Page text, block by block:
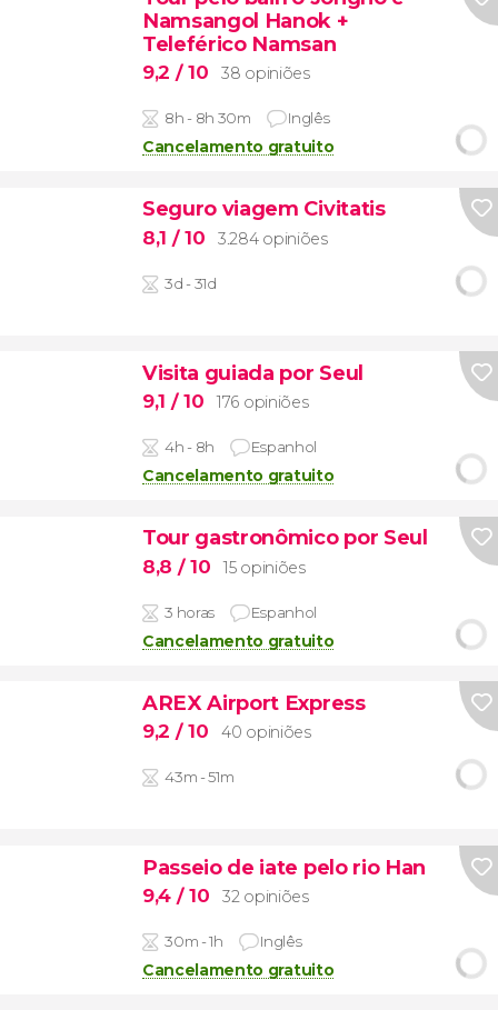
Namsangol Hanok +
Teleférico Namsan
9,2 / 10 38 opiniões
8h - 8h 30m Inglês
Cancelamento gratuito
Seguro viagem Civitatis
8,1 / 10 3.284 opiniões
3d - 31d
Visita guiada por Seul
9,1 / 10 176 opiniões
4h - 8h Espanhol
Cancelamento gratuito
Tour gastronômico por Seul
8,8 / 10 15 opiniões
3 horas Espanhol
Cancelamento gratuito
AREX Airport Express
9,2 / 10 40 opiniões
43m - 51m
Passeio de iate pelo rio Han
9,4 / 10 32 opiniões
30m - 1h Inglês
Cancelamento gratuito